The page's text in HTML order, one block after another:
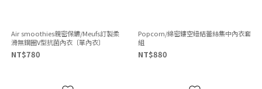
Air smoothies親密保鑣/Meufs訂製柔
滑無鋼圈V型抗菌內衣〔單內衣〕
NT$780
Popcorn/綿密鏤空紐結蕾絲集中內衣套
組
NT$880